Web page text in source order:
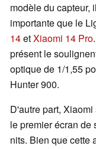
modèle du capteur,
importante que le
14etXiaomi 14 Pro
présent le
optique de 1/1,55
Hunter 900.
D'autre part,
le premier écran de
nits. Bien que cette